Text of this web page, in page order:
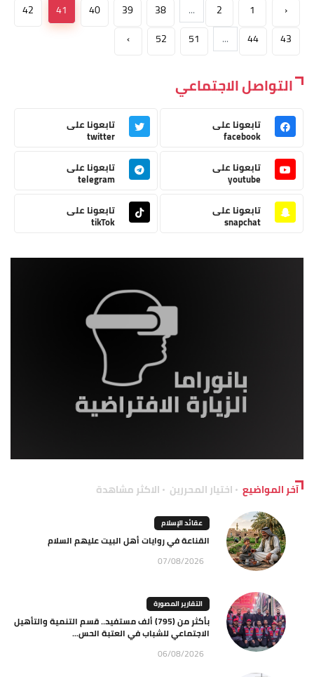
‹
1
2
...
38
39
40
41
42
43
44
...
51
52
›
التواصل الاجتماعي
تابعونا على
facebook
تابعونا على
twitter
تابعونا على
youtube
تابعونا على
telegram
تابعونا على
snapchat
تابعونا على
tikTok
آخر المواضيع اختيار المحررين الاكثر مشاهدة
عقائد الإسلام
القناعة في روايات أهل البيت عليهم السلام
07/08/2026
التقارير المصورة
بأكثر من (795) ألف مستفيد.. قسم التنمية والتأهيل
الاجتماعي للشباب في العتبة الحس...
06/08/2026